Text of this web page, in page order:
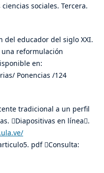
sociales. Tercera.
del educador del siglo XXI.
una reformulación
en:
Ponencias /124
tradicional a un perfil
Diapositivas en línea.
pdf Consulta: